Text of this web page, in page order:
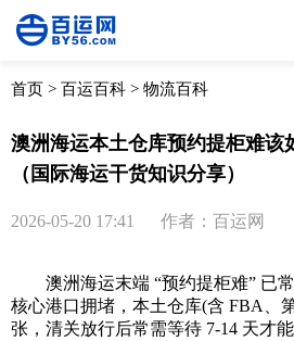
全部 物流资讯
取消
首页 > 百运百科 > 物流百科
澳洲海运本土仓库预约提柜难该
（国际海运干货知识分享）
2026-05-20 17:41 作者：百运网
澳洲海运末端 “预约提柜难” 已常
核心港口拥堵，本土仓库(含 FBA、
张，清关放行后常需等待 7-14 天才